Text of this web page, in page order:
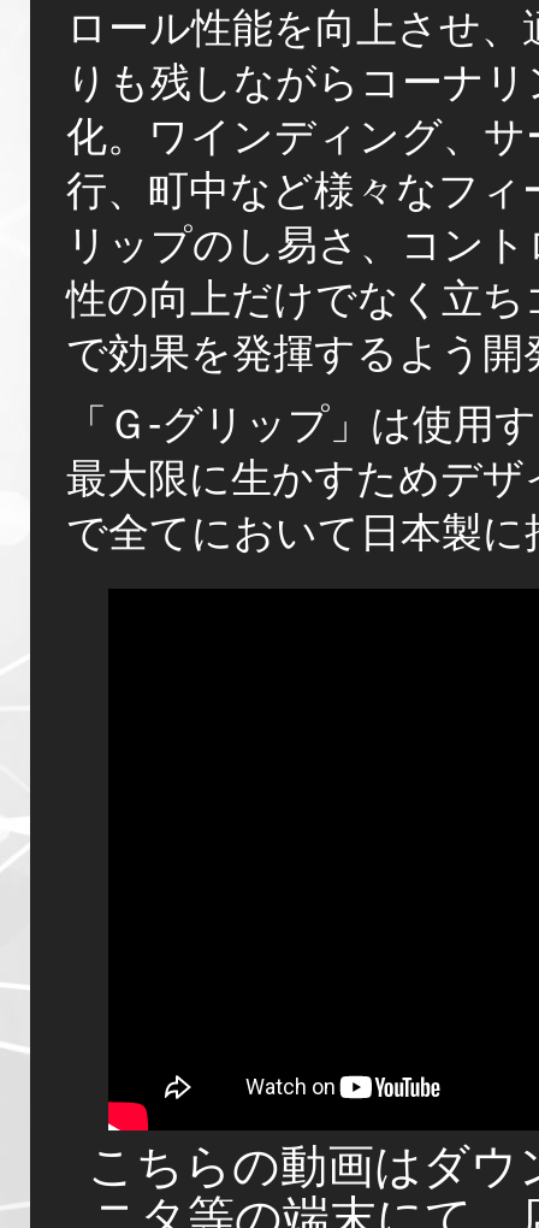
ロール性能を向上させ、
りも残しながらコーナ
化。ワインディング、
行、町中など様々なフ
リップのし易さ、コン
性の向上だけでなく立
で効果を発揮するよう開
「Ｇ-グリップ」は使用
最大限に生かすためデ
で全てにおいて日本製
こちらの動画はダ